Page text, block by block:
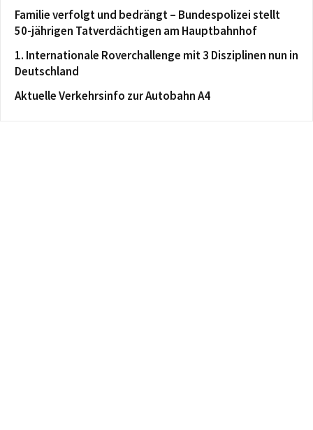
Familie verfolgt und bedrängt – Bundespolizei stellt
50-jährigen Tatverdächtigen am Hauptbahnhof
1. Internationale Roverchallenge mit 3 Disziplinen nun in
Deutschland
Aktuelle Verkehrsinfo zur Autobahn A4